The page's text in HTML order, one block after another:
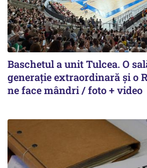
Baschetul a unit Tulcea. O
generație extraordinară și o
ne face mândri / foto + video